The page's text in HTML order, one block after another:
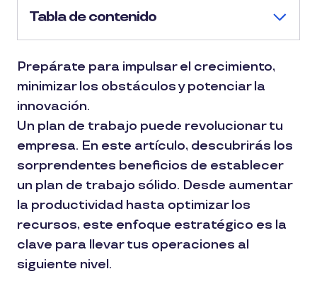
Tabla de contenido
Prepárate para impulsar el crecimiento,
minimizar los obstáculos y potenciar la
innovación.
Un plan de trabajo puede revolucionar tu
empresa. En este artículo, descubrirás los
sorprendentes beneficios de establecer
un plan de trabajo sólido. Desde aumentar
la productividad hasta optimizar los
recursos, este enfoque estratégico es la
clave para llevar tus operaciones al
siguiente nivel.